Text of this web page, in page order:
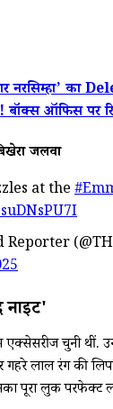
नरसिम्हा’ का
बॉक्स ऑफिस पर
जलवा
at the
चुनी थीं.
गहरे लाल रंग की
पूरा लुक परफेक्ट